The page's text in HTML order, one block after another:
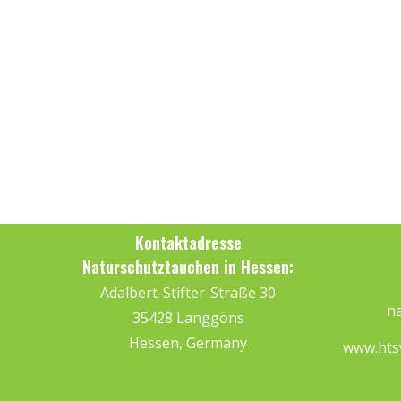
Kontaktadresse
Naturschutztauchen in Hessen:
Adalbert-Stifter-Straße 30
35428 Langgöns
Hessen, Germany